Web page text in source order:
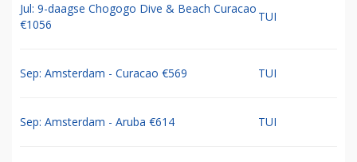
Jul: 9-daagse Chogogo Dive & Beach Curacao
€1056
TUI
Sep: Amsterdam - Curacao €569 TUI
Sep: Amsterdam - Aruba €614 TUI